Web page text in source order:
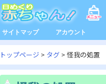
サイトマップ アカウント
トップページ タグ 怪我の処置